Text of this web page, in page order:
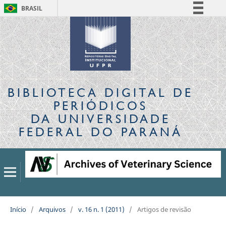
BRASIL
Simplifique!
Comunica BR
Participe
Acesso à informação
Legislação
Canais
BIBLIOTECA DIGITALDE
PERIÓDICOS
DA UNIVERSIDADE
FEDERAL DO PARANÁ
Início / Arquivos / v. 16 n. 1 (2011) / Artigos de revisão